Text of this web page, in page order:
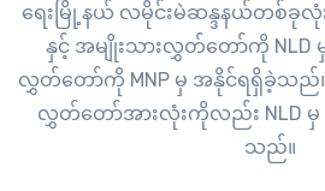
ရေးမြို့နယ် လမိုင်းမဲဆန္ဒနယ်တစ်
နှင့် အမျိုးသားလွှတ်တော်ကို NLD
လွှတ်တော်ကို MNP မှ အနိုင်ရရှိခဲ့သည်။
လွှတ်တော်အားလုံးကိုလည်း NLD မှ
သည်။